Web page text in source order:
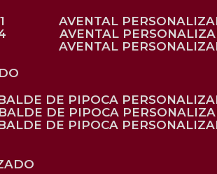
AVENTAL
AVENTAL
AVENTAL
BALDE DE PIPOCA
BALDE DE PIPOCA
BALDE DE PIPOCA